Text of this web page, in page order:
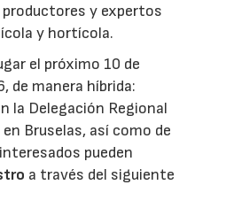
y expertos
y hortícola.
el próximo 10 de
de manera híbrida:
la Delegación Regional
Bruselas, así como de
pueden
a través del siguiente